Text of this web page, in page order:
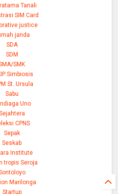
Tanali
SIM Card
justice
janda
SDA
SDM
SMK
Simbiosis
St. Ursula
Sabu
Uno
CPNS
Sepak
Seskab
Institute
tropis Seroja
Marilonga
Startup